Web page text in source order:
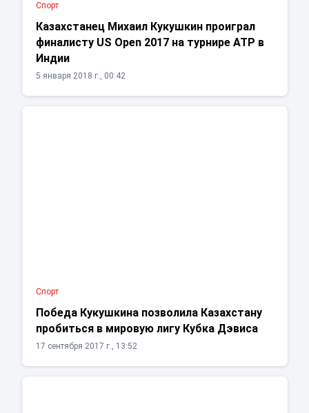
Спорт
Казахстанец Михаил Кукушкин проиграл
финалисту US Open 2017 на турнире АТР в
Индии
5 января 2018 г., 00:42
Спорт
Победа Кукушкина позволила Казахстану
пробиться в мировую лигу Кубка Дэвиса
17 сентября 2017 г., 13:52